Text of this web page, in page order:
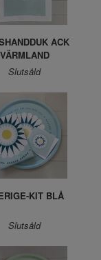
ACK
VÄRMLAND
Slutsåld
KIT BLÅ
Slutsåld